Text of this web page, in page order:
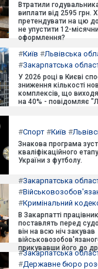
Втратили
виплати від 2595 грн.
претендувати на цю
не упустити 12-
оформлення?
#Київ #Львівська
#Закарпатська
У 2026 році в Києві
зниження кількості
комплексів, що
на 40% - повідомляє
#Спорт #Київ #
Знакова програма
кваліфікаційного
України з футболу.
#Закарпатська
#
#Кримінальний
В Закарпатті
поставлять перед
він на всю ніч закував
прикувавши його до
#Закарпатська
#Державне бюро